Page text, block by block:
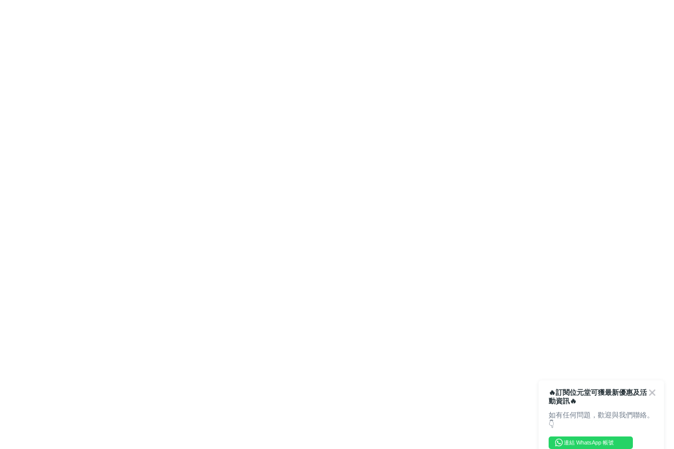
🔥訂閱位元堂可獲最新優惠及活
動資訊🔥
如有任何問題，歡迎與我們聯絡。
👇
連結 WhatsApp 帳號